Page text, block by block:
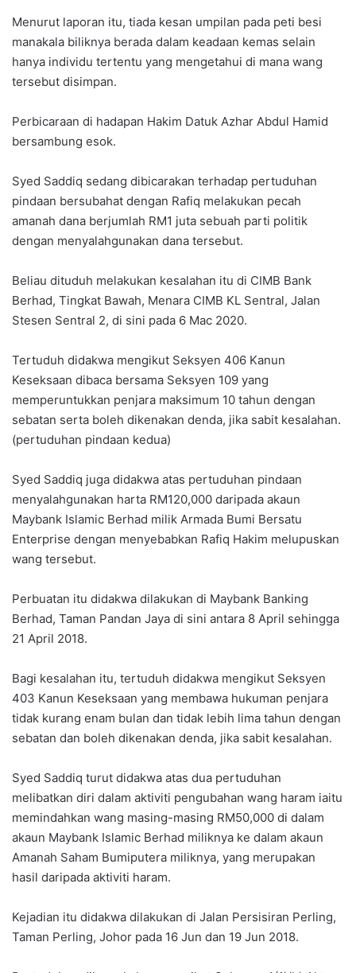
Menurut laporan itu, tiada kesan umpilan pada peti besi
manakala biliknya berada dalam keadaan kemas selain
hanya individu tertentu yang mengetahui di mana wang
tersebut disimpan.
Perbicaraan di hadapan Hakim Datuk Azhar Abdul Hamid
bersambung esok.
Syed Saddiq sedang dibicarakan terhadap pertuduhan
pindaan bersubahat dengan Rafiq melakukan pecah
amanah dana berjumlah RM1 juta sebuah parti politik
dengan menyalahgunakan dana tersebut.
Beliau dituduh melakukan kesalahan itu di CIMB Bank
Berhad, Tingkat Bawah, Menara CIMB KL Sentral, Jalan
Stesen Sentral 2, di sini pada 6 Mac 2020.
Tertuduh didakwa mengikut Seksyen 406 Kanun
Keseksaan dibaca bersama Seksyen 109 yang
memperuntukkan penjara maksimum 10 tahun dengan
sebatan serta boleh dikenakan denda, jika sabit kesalahan.
(pertuduhan pindaan kedua)
Syed Saddiq juga didakwa atas pertuduhan pindaan
menyalahgunakan harta RM120,000 daripada akaun
Maybank Islamic Berhad milik Armada Bumi Bersatu
Enterprise dengan menyebabkan Rafiq Hakim melupuskan
wang tersebut.
Perbuatan itu didakwa dilakukan di Maybank Banking
Berhad, Taman Pandan Jaya di sini antara 8 April sehingga
21 April 2018.
Bagi kesalahan itu, tertuduh didakwa mengikut Seksyen
403 Kanun Keseksaan yang membawa hukuman penjara
tidak kurang enam bulan dan tidak lebih lima tahun dengan
sebatan dan boleh dikenakan denda, jika sabit kesalahan.
Syed Saddiq turut didakwa atas dua pertuduhan
melibatkan diri dalam aktiviti pengubahan wang haram iaitu
memindahkan wang masing-masing RM50,000 di dalam
akaun Maybank Islamic Berhad miliknya ke dalam akaun
Amanah Saham Bumiputera miliknya, yang merupakan
hasil daripada aktiviti haram.
Kejadian itu didakwa dilakukan di Jalan Persisiran Perling,
Taman Perling, Johor pada 16 Jun dan 19 Jun 2018.